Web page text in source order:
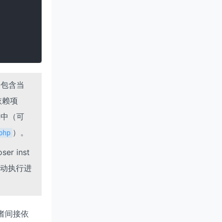
含当
项
（可
）。
inst
执行进
间接依